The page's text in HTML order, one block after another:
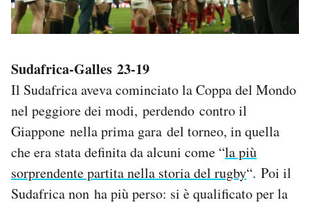
Sudafrica-Galles 23-19
Il Sudafrica aveva cominciato la Coppa del Mondo
nel peggiore dei modi, perdendo contro il
Giappone nella prima gara del torneo, in quella
che era stata definita da alcuni come “la più
sorprendente partita nella storia del rugby“. Poi il
Sudafrica non ha più perso: si è qualificato per la